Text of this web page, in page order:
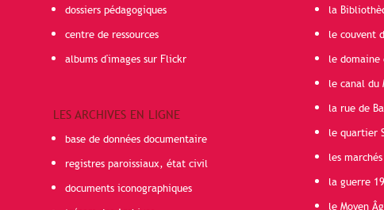
dossiers pédagogiques
centre de ressources
albums d'images sur Flickr
LES ARCHIVES EN LIGNE
base de données documentaire
registres paroissiaux, état civil
documents iconographiques
la
le couvent
le domaine
le canal du
la rue de
le quartier
les
la guerre
le Moyen